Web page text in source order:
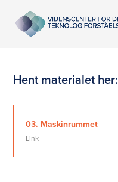
Hent materialet her:
03. Maskinrummet
Link